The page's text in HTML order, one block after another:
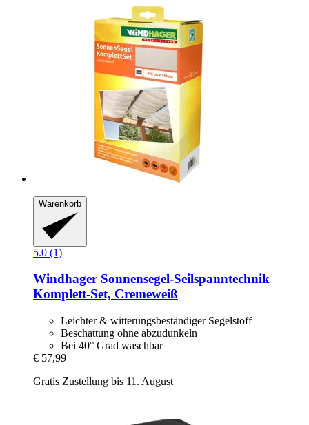
Warenkorb
5.0 (1)
Windhager Sonnensegel-​Seilspanntechnik
Komplett-​Set, Cremeweiß
Leichter & witterungsbeständiger Segelstoff
Beschattung ohne abzudunkeln
Bei 40° Grad waschbar
€ 57,99
Gratis Zustellung bis 11. August